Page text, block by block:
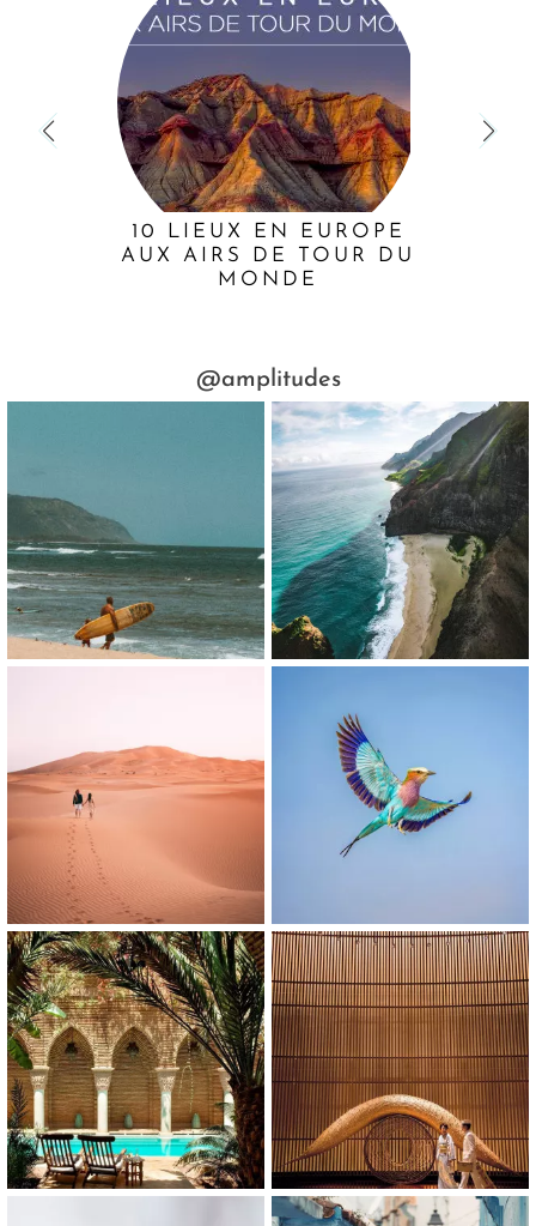
10 LIEUX EN EUROPE
AUX AIRS DE TOUR DU
MONDE
@amplitudes